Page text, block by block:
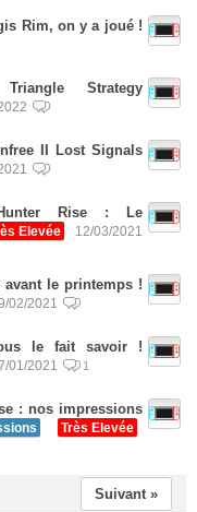
Rim, on y a joué !
Strategy
II Lost Signals
Rise : Le
Elevée 12/03/2021
avant le printemps !
02/2021
le fait savoir !
01/2021 1
: nos impressions
Très Elevée
Suivant »